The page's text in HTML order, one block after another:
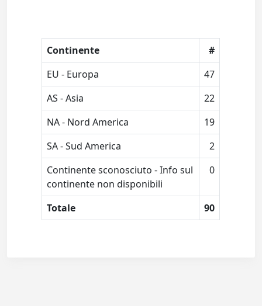
Continente
#
EU - Europa
47
AS - Asia
22
NA - Nord America
19
SA - Sud America
2
Continente sconosciuto - Info sul
continente non disponibili
0
Totale 90